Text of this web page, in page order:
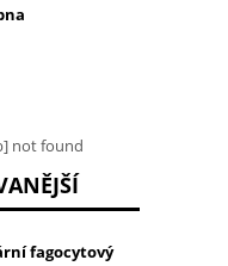
not found
fagocytový